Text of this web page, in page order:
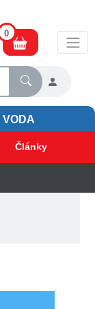
0
VODA
Články